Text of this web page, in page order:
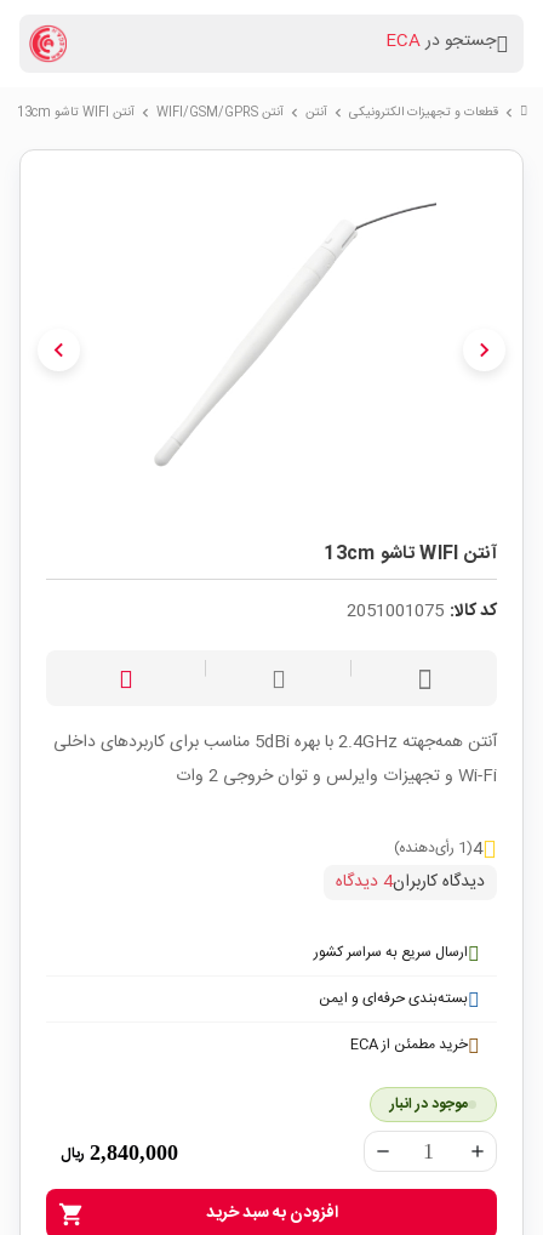
جستجو درECA
chevron_right قطعات و تجهیزات الکترونیکی chevron_right آنتن chevron_right آنتن WIFI/GSM/GPRS chevron_right آنتن WIFI تاشو 13cm
chevron_left chevron_right
آنتن WIFI تاشو 13cm
کد کالا: 2051001075
آنتن همه‌جهته 2.4GHz با بهره 5dBi مناسب برای کاربردهای داخلی
Wi-Fi و تجهیزات وایرلس و توان خروجی 2 وات
4(1 رأی‌دهنده)
دیدگاه کاربران4 دیدگاه
ارسال سریع به سراسر کشور
بسته‌بندی حرفه‌ای و ایمن
خرید مطمئن از ECA
موجود در انبار
remove add
2,840,000 ریال
shopping_cart افزودن به سبد خرید